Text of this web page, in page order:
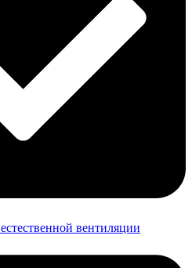
вентиляции